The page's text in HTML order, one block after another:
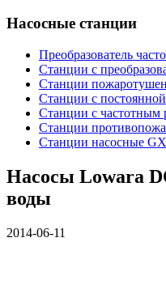
Насосные станции
Преобразователь
Станции с
Станции
Станции с
Станции с частотным
Станции
Станции насосные
Насосы Lowara
воды
2014-06-11